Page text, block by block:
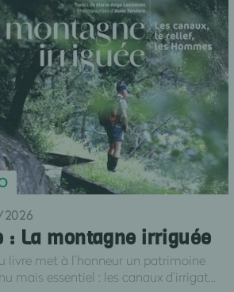
: La montagne irriguée
livre met à l’honneur un patrimoine
mais essentiel : les canaux d’irrigat...